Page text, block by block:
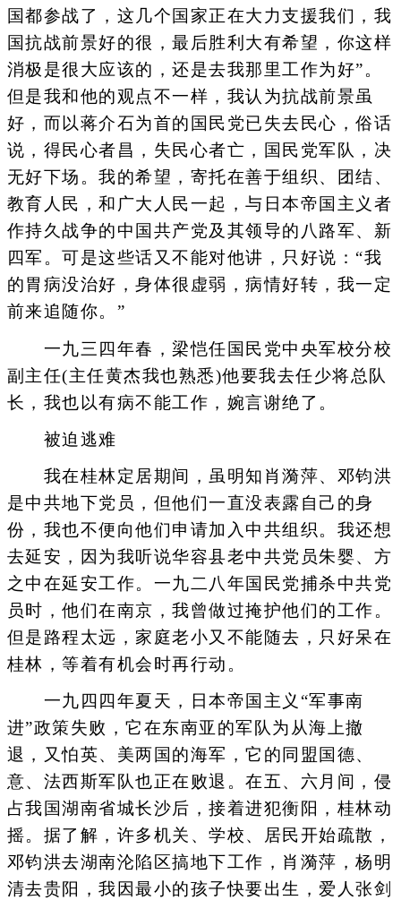
国都参战了，这几个国家正在大力支援我们，我
国抗战前景好的很，最后胜利大有希望，你这样
消极是很大应该的，还是去我那里工作为好”。
但是我和他的观点不一样，我认为抗战前景虽
好，而以蒋介石为首的国民党已失去民心，俗话
说，得民心者昌，失民心者亡，国民党军队，决
无好下场。我的希望，寄托在善于组织、团结、
教育人民，和广大人民一起，与日本帝国主义者
作持久战争的中国共产党及其领导的八路军、新
四军。可是这些话又不能对他讲，只好说：“我
的胃病没治好，身体很虚弱，病情好转，我一定
前来追随你。”
一九三四年春，梁恺任国民党中央军校分校
副主任(主任黄杰我也熟悉)他要我去任少将总队
长，我也以有病不能工作，婉言谢绝了。
被迫逃难
我在桂林定居期间，虽明知肖漪萍、邓钧洪
是中共地下党员，但他们一直没表露自己的身
份，我也不便向他们申请加入中共组织。我还想
去延安，因为我听说华容县老中共党员朱婴、方
之中在延安工作。一九二八年国民党捕杀中共党
员时，他们在南京，我曾做过掩护他们的工作。
但是路程太远，家庭老小又不能随去，只好呆在
桂林，等着有机会时再行动。
一九四四年夏天，日本帝国主义“军事南
进”政策失败，它在东南亚的军队为从海上撤
退，又怕英、美两国的海军，它的同盟国德、
意、法西斯军队也正在败退。在五、六月间，侵
占我国湖南省城长沙后，接着进犯衡阳，桂林动
摇。据了解，许多机关、学校、居民开始疏散，
邓钧洪去湖南沦陷区搞地下工作，肖漪萍，杨明
清去贵阳，我因最小的孩子快要出生，爱人张剑